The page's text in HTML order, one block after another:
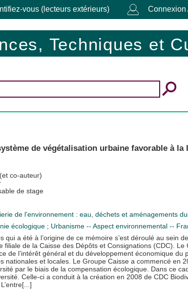
vous (lecteurs extérieurs) Connexion
Techniques et
de végétalisation urbaine favorable à la
co-auteur)
de stage
de l’environnement : eau, déchets et aménagements
écologique ; Urbanisme -- Aspect environnemental --
qui a été à l’origine de ce mémoire s’est déroulé au sein
filiale de la Caisse des Dépôts et Consignations (CDC).
de l’intérêt général et du développement économique
nationales et locales. Le Groupe Caisse a commencé en
par le biais de la compensation écologique. Dans ce
Celle-ci a conduit à la création en 2008 de CDC